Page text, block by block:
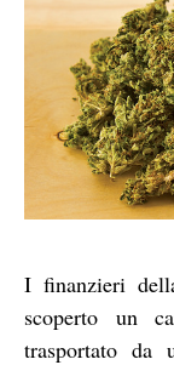
I finanzieri
scoperto un
trasportato da